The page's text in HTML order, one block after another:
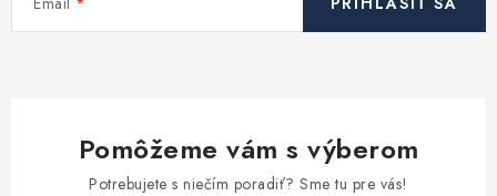
p
Pomôžeme vám s výberom
Potrebujete s niečím poradiť? Sme tu pre vás!